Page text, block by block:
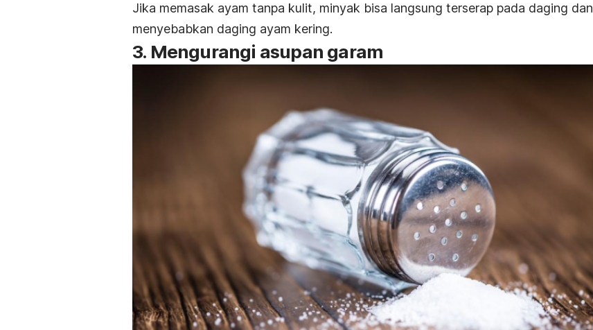
Jika memasak ayam tanpa kulit, minyak bisa langsung terserap pada daging dan
menyebabkan daging ayam kering.
3. Mengurangi asupan garam